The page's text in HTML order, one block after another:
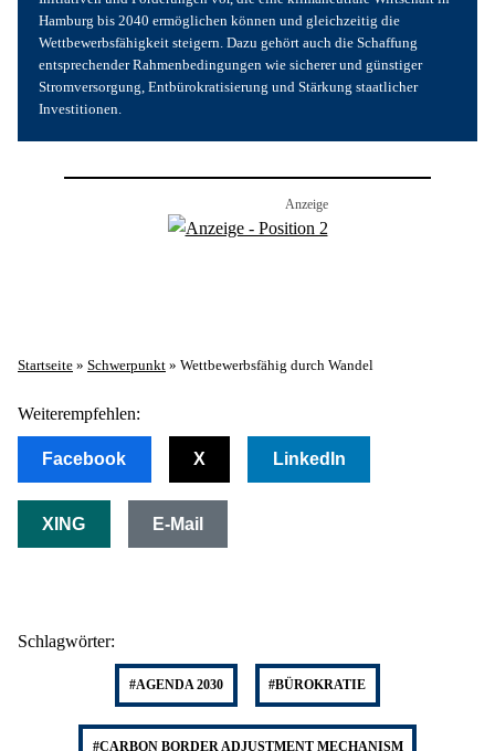
Hamburg bis 2040 ermöglichen können und gleichzeitig die
Wettbewerbsfähigkeit steigern. Dazu gehört auch die Schaffung
entsprechender Rahmenbedingungen wie sicherer und günstiger
Stromversorgung, Entbürokratisierung und Stärkung staatlicher
Investitionen.
Startseite » Schwerpunkt » Wettbewerbsfähig durch Wandel
Weiterempfehlen:
Facebook X LinkedIn
XING E-Mail
Schlagwörter:
#AGENDA 2030 #BÜROKRATIE
#CARBON BORDER ADJUSTMENT MECHANISM